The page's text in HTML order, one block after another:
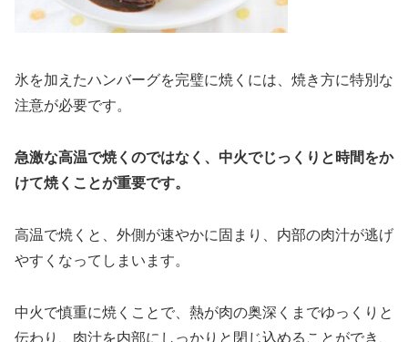
氷を加えたハンバーグを完璧に焼くには、焼き方に特別な
注意が必要です。
急激な高温で焼くのではなく、中火でじっくりと時間をか
けて焼くことが重要です。
高温で焼くと、外側が速やかに固まり、内部の肉汁が逃げ
やすくなってしまいます。
中火で慎重に焼くことで、熱が肉の奥深くまでゆっくりと
伝わり、肉汁を内部にしっかりと閉じ込めることができ、